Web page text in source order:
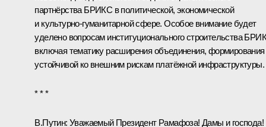
партнёрства БРИКС в политической, экономической
и культурно-гуманитарной сфере. Особое внимание будет
уделено вопросам институционального строительства
включая тематику расширения объединения, формирования
устойчивой ко внешним рискам платёжной инфраструктуры.
* * *
В.Путин: Уважаемый Президент Рамафоза! Дамы и господа!